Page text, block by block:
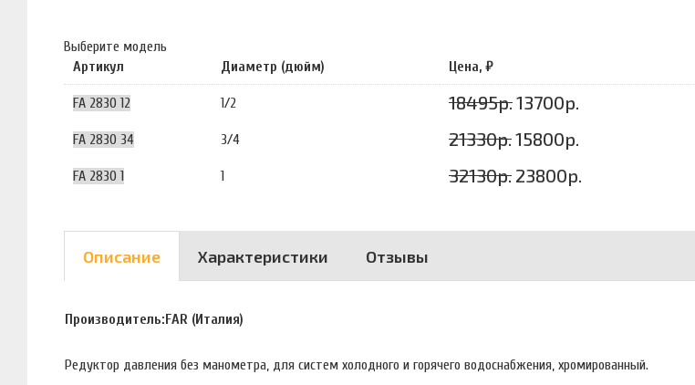
Выберите модель
Артикул
Диаметр (дюйм) Цена, ₽
FA 2830 12 1/2 18495р.13700р.
FA 2830 34 3/4 21330р.15800р.
FA 2830 1 1 32130р. 23800р.
Описание Характеристики Отзывы
Производитель:FAR (Италия)
Редуктор давления без манометра, для систем холодного и горячего водоснабжения, хромированный.